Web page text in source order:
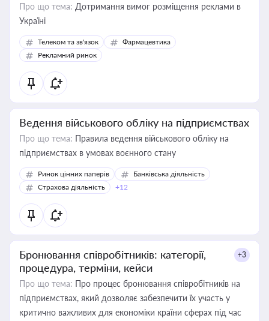
Про що тема: Дотримання вимог розміщення реклами в
Україні
Телеком та зв'язок
Фармацевтика
Рекламний ринок
Ведення військового обліку на підприємствах
Про що тема: Правила ведення військового обліку на
підприємствах в умовах воєнного стану
Ринок цінних паперів
Банківська діяльність
Страхова діяльність
+12
Бронювання співробітників: категорії,
процедура, терміни, кейси
+3
Про що тема: Про процес бронювання співробітників на
підприємствах, який дозволяє забезпечити їх участь у
критично важливих для економіки країни сферах під час